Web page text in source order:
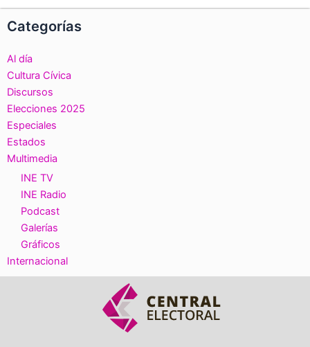
Categorías
Al día
Cultura Cívica
Discursos
Elecciones 2025
Especiales
Estados
Multimedia
INE TV
INE Radio
Podcast
Galerías
Gráficos
Internacional